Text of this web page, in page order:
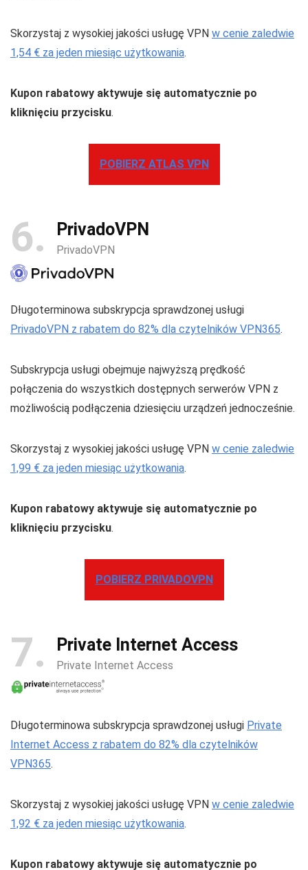
Skorzystaj z wysokiej jakości usługę VPN w cenie zaledwie
1,54 € za jeden miesiąc użytkowania.
Kupon rabatowy aktywuje się automatycznie po
kliknięciu przycisku.
POBIERZ ATLAS VPN
6 PrivadoVPN
PrivadoVPN
Długoterminowa subskrypcja sprawdzonej usługi
PrivadoVPN z rabatem do 82% dla czytelników VPN365.
Subskrypcja usługi obejmuje najwyższą prędkość
połączenia do wszystkich dostępnych serwerów VPN z
możliwością podłączenia dziesięciu urządzeń jednocześnie.
Skorzystaj z wysokiej jakości usługę VPN w cenie zaledwie
1,99 € za jeden miesiąc użytkowania.
Kupon rabatowy aktywuje się automatycznie po
kliknięciu przycisku.
POBIERZ PRIVADOVPN
7 Private Internet Access
Private Internet Access
Długoterminowa subskrypcja sprawdzonej usługi Private
Internet Access z rabatem do 82% dla czytelników
VPN365.
Skorzystaj z wysokiej jakości usługę VPN w cenie zaledwie
1,92 € za jeden miesiąc użytkowania.
Kupon rabatowy aktywuje się automatycznie po